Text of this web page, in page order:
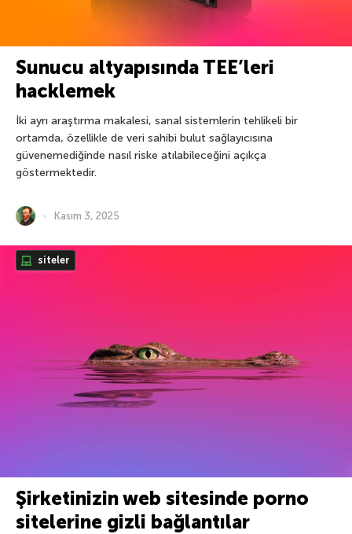
Sunucu altyapısında TEE’leri
hacklemek
İki ayrı araştırma makalesi, sanal sistemlerin tehlikeli bir
ortamda, özellikle de veri sahibi bulut sağlayıcısına
güvenemediğinde nasıl riske atılabileceğini açıkça
göstermektedir.
Kasım 3, 2025
siteler
Şirketinizin web sitesinde porno
sitelerine gizli bağlantılar